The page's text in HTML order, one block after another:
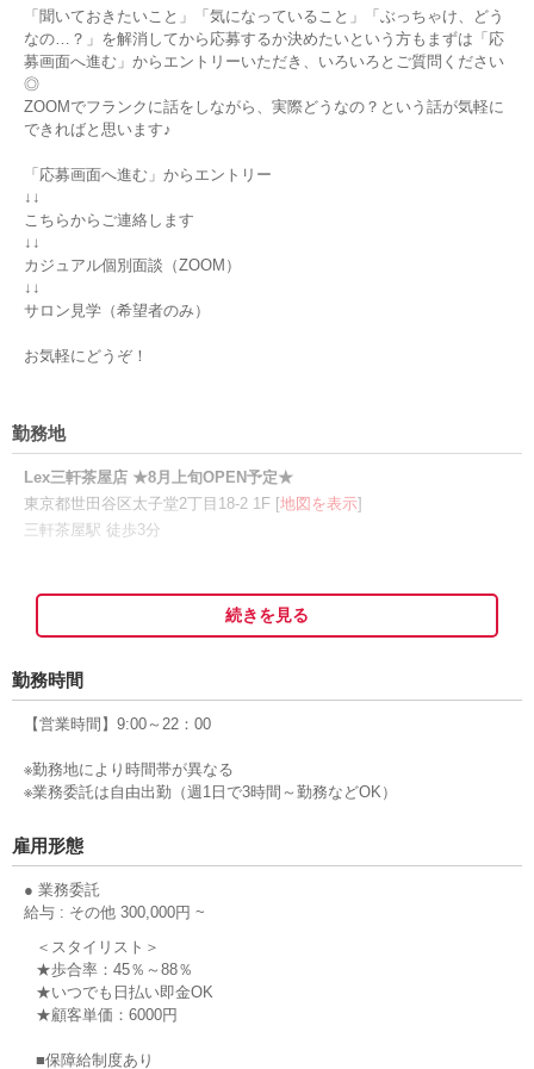
「聞いておきたいこと」「気になっていること」「ぶっちゃけ、どう
なの…？」を解消してから応募するか決めたいという方もまずは「応
募画面へ進む」からエントリーいただき、いろいろとご質問ください
◎
ZOOMでフランクに話をしながら、実際どうなの？という話が気軽に
できればと思います♪
「応募画面へ進む」からエントリー
↓↓
こちらからご連絡します
↓↓
カジュアル個別面談（ZOOM）
↓↓
サロン見学（希望者のみ）
お気軽にどうぞ！
勤務地
Lex三軒茶屋店 ★8月上旬OPEN予定★
東京都世田谷区太子堂2丁目18-2 1F [地図を表示]
三軒茶屋駅 徒歩3分
東京都葛飾区新小岩1-38-5 KANAYA 2F [地図を表示
新小岩駅 徒歩3分
clover 新小岩店【クローバー】
東京都葛飾区新小岩2丁目8-8 クリスタルハイム新小岩1F [
新小岩駅 3分
Seep 小岩店【シープ】
東京都江戸川区南小岩7-27-3 第3イーストビル2F [
小岩駅 1分
sora 小岩店【ソラ】
東京都江戸川区西小岩４-１-２２ スピカ小岩ビル２Ｆ [
小岩駅 3分
chic 大島店【チック】
続きを見る
勤務時間
【営業時間】9:00～22：00
※勤務地により時間帯が異なる
※業務委託は自由出勤（週1日で3時間～勤務などOK）
雇用形態
● 業務委託
給与 : その他 300,000円 ~
＜スタイリスト＞
★歩合率：45％～88％
★いつでも日払い即金OK
★顧客単価：6000円
■保障給制度あり